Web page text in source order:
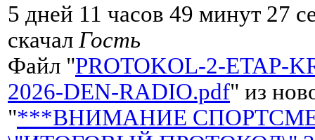
5 дней 11 часов 49 минут 27
скачал Гость
Файл "PROTOKOL-2-ETAP-
2026-DEN-RADIO.pdf" из
"***ВНИМАНИЕ